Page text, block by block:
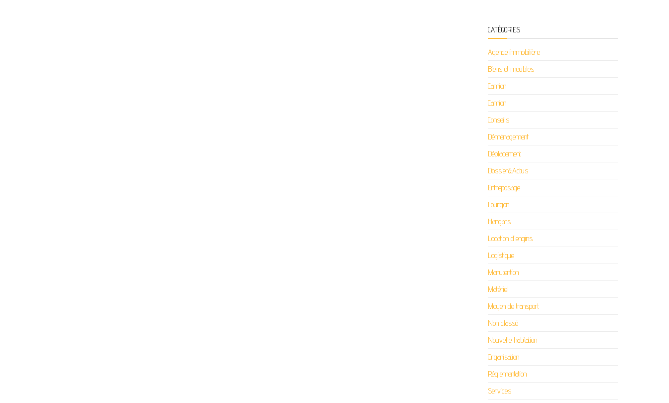
CATÉGORIES
Agence immobilière
Biens et meubles
Camion
Camion
Conseils
Déménagement
Déplacement
Dossier&Actus
Entreposage
Fourgon
Hangars
Location d'engins
Logistique
Manutention
Matériel
Moyen de transport
Non classé
Nouvelle habitation
Organisation
Réglementation
Services